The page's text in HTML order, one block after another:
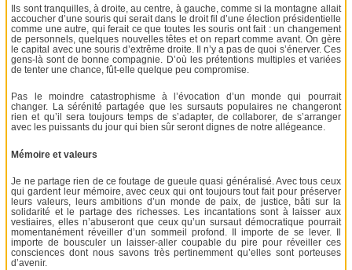
Ils sont tranquilles, à droite, au centre, à gauche, comme si la montagne allait
accoucher d’une souris qui serait dans le droit fil d’une élection présidentielle
comme une autre, qui ferait ce que toutes les souris ont fait : un changement
de personnels, quelques nouvelles têtes et on repart comme avant. On gère
le capital avec une souris d’extrême droite. Il n’y a pas de quoi s’énerver. Ces
gens-là sont de bonne compagnie. D’où les prétentions multiples et variées
de tenter une chance, fût-elle quelque peu compromise.
Pas le moindre catastrophisme à l’évocation d’un monde qui pourrait
changer. La sérénité partagée que les sursauts populaires ne changeront
rien et qu’il sera toujours temps de s’adapter, de collaborer, de s’arranger
avec les puissants du jour qui bien sûr seront dignes de notre allégeance.
Mémoire et valeurs
Je ne partage rien de ce foutage de gueule quasi généralisé. Avec tous ceux
qui gardent leur mémoire, avec ceux qui ont toujours tout fait pour préserver
leurs valeurs, leurs ambitions d’un monde de paix, de justice, bâti sur la
solidarité et le partage des richesses. Les incantations sont à laisser aux
vestiaires, elles n’abuseront que ceux qu’un sursaut démocratique pourrait
momentanément réveiller d’un sommeil profond. Il importe de se lever. Il
importe de bousculer un laisser-aller coupable du pire pour réveiller ces
consciences dont nous savons très pertinemment qu’elles sont porteuses
d’avenir.